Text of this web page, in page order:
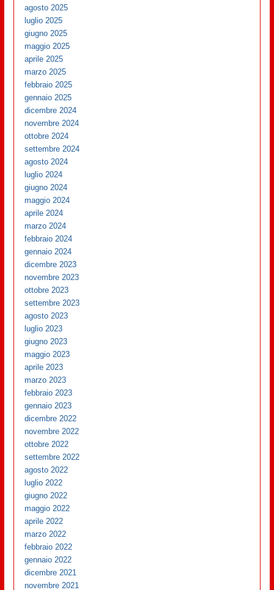
agosto 2025
luglio 2025
giugno 2025
maggio 2025
aprile 2025
marzo 2025
febbraio 2025
gennaio 2025
dicembre 2024
novembre 2024
ottobre 2024
settembre 2024
agosto 2024
luglio 2024
giugno 2024
maggio 2024
aprile 2024
marzo 2024
febbraio 2024
gennaio 2024
dicembre 2023
novembre 2023
ottobre 2023
settembre 2023
agosto 2023
luglio 2023
giugno 2023
maggio 2023
aprile 2023
marzo 2023
febbraio 2023
gennaio 2023
dicembre 2022
novembre 2022
ottobre 2022
settembre 2022
agosto 2022
luglio 2022
giugno 2022
maggio 2022
aprile 2022
marzo 2022
febbraio 2022
gennaio 2022
dicembre 2021
novembre 2021